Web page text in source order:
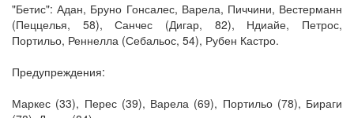
"Бетис": Адан, Бруно Гонсалес, Варела, Пиччини, Вестерманн
(Пеццелья, 58), Санчес (Дигар, 82), Ндиайе, Петрос,
Портильо, Реннелла (Себальос, 54), Рубен Кастро.
Предупреждения:
Маркес (33), Перес (39), Варела (69), Портильо (78), Бираги